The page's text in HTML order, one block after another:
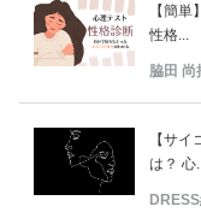
【簡
性格...
脇田 尚
【サ
は？ 心